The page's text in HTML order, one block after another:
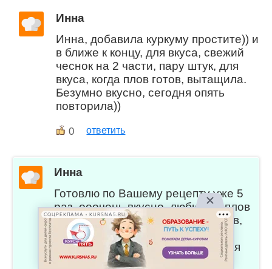
Инна
Инна, добавила куркуму простите)) и
в ближе к концу, для вкуса, свежий
чеснок на 2 части, пару штук, для
вкуса, когда плов готов, вытащила.
Безумно вкусно, сегодня опять
повторила))
0 ответить
Инна
Готовлю по Вашему рецепту уже 5
раз, ооочень вкусно, любимый плов
теперь, а раньше не любила плов,
оказывается я просто не люблю
обычный плов)))), только специи я
добавляю другие, смешиваю
СОЦРЕКЛАМА • KURSNA5.RU